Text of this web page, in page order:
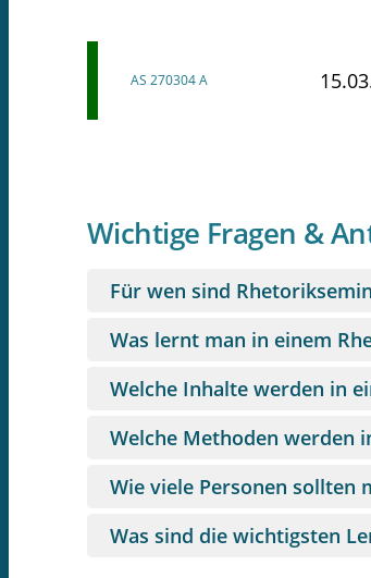
AS 270304 A
Wichtige Fragen &
Für wen sind
Was lernt man in einem
Welche Inhalte werden in
Welche Methoden werden
Wie viele Personen sollten
Was sind die wichtigsten